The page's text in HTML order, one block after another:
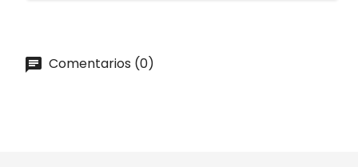
Comentarios (0)